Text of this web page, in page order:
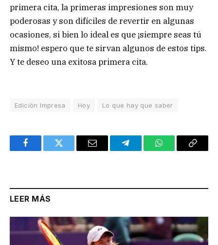
primera cita, la primeras impresiones son muy
poderosas y son difíciles de revertir en algunas
ocasiones, si bien lo ideal es que ¡siempre seas tú
mismo! espero que te sirvan algunos de estos tips.
Y te deseo una exitosa primera cita.
Edición Impresa Hoy Lo que hay que saber
FacebookTwitter Email TelegramWhatsAppCopy
LEER MÁS